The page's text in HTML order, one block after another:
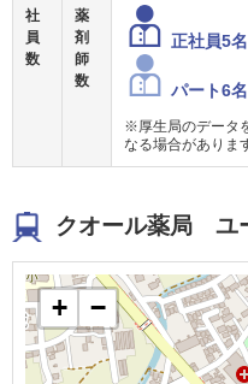
社
員
数
薬
剤
師
数
正社員5名
パート6名
※厚生局のデータ
なる場合がありま
クオール薬局 ユ
+ −